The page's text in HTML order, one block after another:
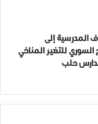
المدرسية إلى
السوري للتغير المناخي
حلب